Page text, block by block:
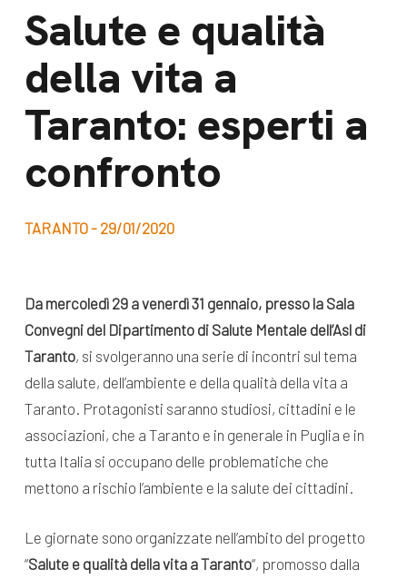
Salute e qualità
della vita a
Taranto: esperti a
confronto
TARANTO - 29/01/2020
Da mercoledì 29 a venerdì 31 gennaio, presso la Sala
Convegni del Dipartimento di Salute Mentale dell’Asl di
Taranto, si svolgeranno una serie di incontri sul tema
della salute, dell’ambiente e della qualità della vita a
Taranto. Protagonisti saranno studiosi, cittadini e le
associazioni, che a Taranto e in generale in Puglia e in
tutta Italia si occupano delle problematiche che
mettono a rischio l’ambiente e la salute dei cittadini.
Le giornate sono organizzate nell’ambito del progetto
“Salute e qualità della vita a Taranto“, promosso dalla
Lavora con noi
Bilancio di
missione
News e
appuntamenti
News
dal Sud
pubblicazioni
Seguici sui social: